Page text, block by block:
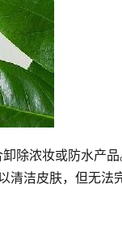
除浓妆或防水产品
清洁皮肤，但无法